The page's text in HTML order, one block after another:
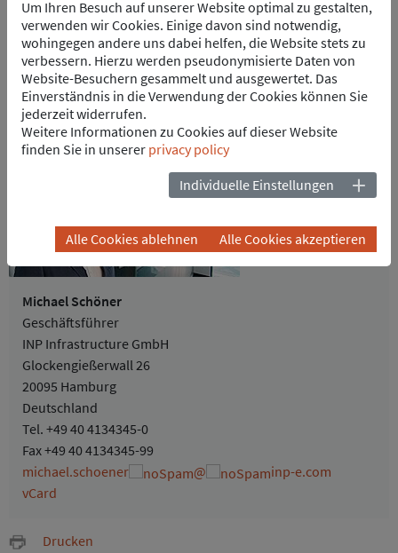
Projektmanagements. Im weiteren Projektverlauf wird dieses
Team personell ausgebaut und nimmt dann
baustellenbezogene Rollen an den jeweiligen
Konverterstandorten war. Neben den oben aufgeführten
Aufgaben, unterstützen weitere INP Mitarbeiter auch an
anderen Stellen im SuedLink-Projekt, wie z.B. bei der
Planungskoordination der Trasse in den Nordabschnitten.
ANSPRECHPARTNER
Michael Schöner
Geschäftsführer
INP Infrastructure GmbH
Glockengießerwall 26
20095 Hamburg
Deutschland
Tel. +49 40 4134345-0
Fax +49 40 4134345-99
michael.schoener
@
inp-e.com
vCard
Drucken
Um Ihren Besuch auf unserer Website optimal zu gestalten,
verwenden wir Cookies. Einige davon sind notwendig,
wohingegen andere uns dabei helfen, die Website stets zu
verbessern. Hierzu werden pseudonymisierte Daten von
Website-Besuchern gesammelt und ausgewertet. Das
Einverständnis in die Verwendung der Cookies können Sie
jederzeit widerrufen.
Weitere Informationen zu Cookies auf dieser Website
finden Sie in unserer privacy policy
Individuelle Einstellungen
Alle Cookies ablehnen Alle Cookies akzeptieren